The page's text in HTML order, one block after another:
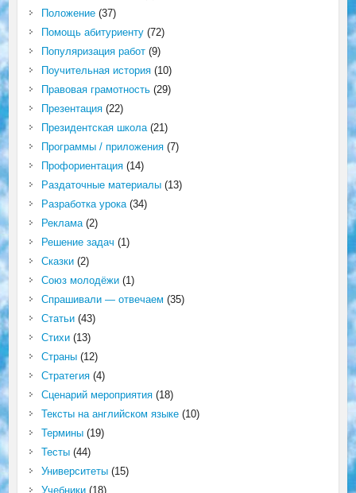
Положение(37)
Помощь абитуриенту(72)
Популяризация работ(9)
Поучительная история(10)
Правовая грамотность(29)
Презентация(22)
Президентская школа(21)
Программы / приложения(7)
Профориентация(14)
Раздаточные материалы(13)
Разработка урока(34)
Реклама(2)
Решение задач (1)
Сказки(2)
Союз молодёжи(1)
Спрашивали — отвечаем (35)
Статьи(43)
Стихи(13)
Страны(12)
Стратегия(4)
Сценарий мероприятия(18)
Тексты на английском языке(10)
Термины(19)
Тесты(44)
Университеты(15)
Учебники(18)